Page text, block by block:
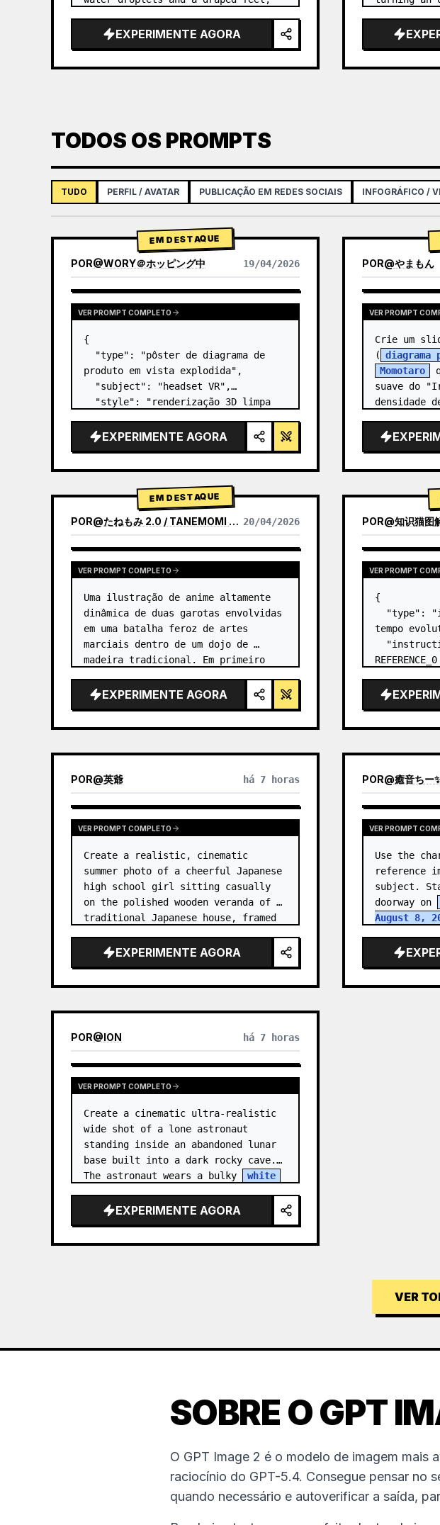
EXPERIMENTE AGORA
TODOS OS PROMPTS
TUDO PERFIL / AVATAR PUBLICAÇÃO EM REDES SOCIAIS INFOGRÁFICO /
EM DESTAQUE
POR@WORY＠ホッピング中 19/04/2026
VER PROMPT COMPLETO
{
  "type": "pôster de diagrama de
produto em vista explodida",
  "subject": "headset VR",
  "style": "renderização 3D limpa
estúdio, detalhes brilhantes",
  "background": "{argument
EXPERIMENTE AGORA
POR@やまもん
VER
VER PROMPT
Crie um
( diagrama
Momotaro
suave do
densidade
EM DESTAQUE
POR@たねもみ 2.0 / TANEMOMI VER2.0 20/04/2026
VER PROMPT COMPLETO
Uma ilustração de anime altamente
dinâmica de duas garotas envolvidas
em uma batalha feroz de artes
marciais dentro de um dojo de
madeira tradicional. Em primeiro
name="character 1 hair"
default="cabelo preto em um coque
EXPERIMENTE AGORA
POR@知识猫图
VER PROMPT
{
"type":
tempo
em um
realista.
POR@英爺 há 7 horas
VER PROMPT COMPLETO
Create a realistic, cinematic
summer photo of a cheerful Japanese
high school girl sitting casually
on the polished wooden veranda of a
traditional Japanese house, framed
doors. She wears a white sailor-
style school uniform top w…
EXPERIMENTE AGORA
POR@癒音ちー✨ゆ
VER PROMPT
Use the
reference
subject.
doorway on
August 8,
POR@ION há 7 horas
VER PROMPT COMPLETO
Create a cinematic ultra-realistic
wide shot of a lone astronaut
standing inside an abandoned lunar
base built into a dark rocky cave.
The astronaut wears a bulky
white
behind and sligh…
EXPERIMENTE AGORA
VER
SOBRE O GPT
O GPT Image 2 é o modelo de imagem
raciocínio do GPT-5.4. Consegue pensar no
quando necessário e autoverificar a saída,